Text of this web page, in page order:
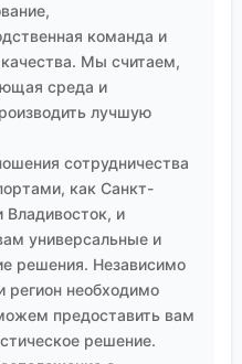
команда и
Мы считаем,
среда и
лучшую
сотрудничества
как Санкт-
Владивосток, и
универсальные и
решения. Независимо
регион необходимо
предоставить вам
решение.